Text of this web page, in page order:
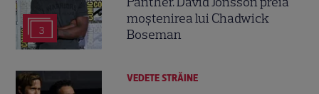
3
moștenirea lui Chadwick
Boseman
VEDETE STRĂINE